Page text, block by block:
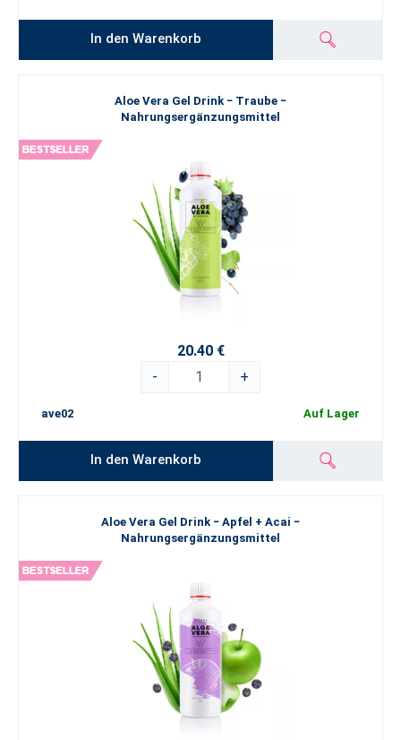
In den Warenkorb
Aloe Vera Gel Drink − Traube −
Nahrungsergänzungsmittel
20.40 €
-
+
ave02 Auf Lager
In den Warenkorb
Aloe Vera Gel Drink − Apfel + Acai −
Nahrungsergänzungsmittel